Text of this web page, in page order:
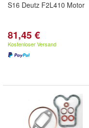
S16 Deutz F2L410 Motor
81,45 €
Kostenloser Versand